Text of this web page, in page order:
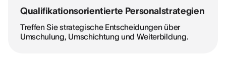
Qualifikationsorientierte Personalstrategien
Treffen Sie strategische Entscheidungen über
Umschulung, Umschichtung und Weiterbildung.